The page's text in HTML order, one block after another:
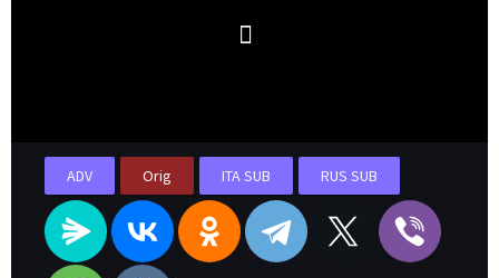
ADV Orig ITA SUB RUS SUB